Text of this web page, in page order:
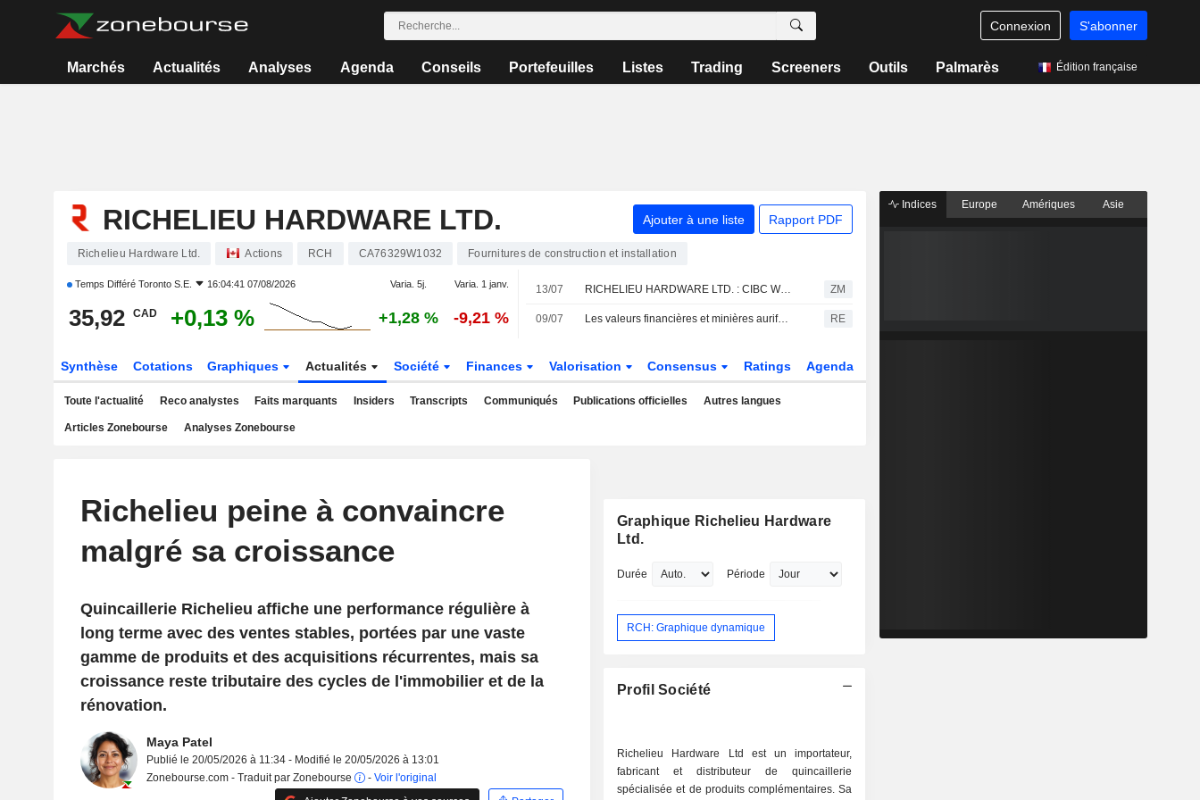
Connexion S'abonner
Marchés Actualités Analyses Agenda Conseils Portefeuilles Listes Trading Screeners Outils Palmarès Édition française
RICHELIEU HARDWARE LTD. Ajouter à une liste Rapport PDF
Richelieu Hardware Ltd. Actions RCH CA76329W1032 Fournitures de construction et installation
Temps Différé Toronto S.E. 16:04:41 07/08/2026 Varia. 5j. Varia. 1 janv.
35,92 CAD +0,13 % +1,28 % -9,21 %
13/07 RICHELIEU HARDWARE LTD. : CIBC World Markets confirme sa recommandation neutre ZM
09/07 Les valeurs financières et minières aurifères portent le rebond du TSX RE
Synthèse Cotations Graphiques Actualités Société Finances Valorisation Consensus Ratings Agenda
Toute l'actualité Reco analystes Faits marquants Insiders Transcripts Communiqués Publications officielles Autres langues
Articles Zonebourse Analyses Zonebourse
Richelieu peine à convaincre
malgré sa croissance
Quincaillerie Richelieu affiche une performance régulière à
long terme avec des ventes stables, portées par une vaste
gamme de produits et des acquisitions récurrentes, mais sa
croissance reste tributaire des cycles de l'immobilier et de la
rénovation.
Maya Patel
Publié le 20/05/2026 à 11:34 - Modifié le 20/05/2026 à 13:01
Zonebourse.com - Traduit par Zonebourse
- Voir l'original
Graphique Richelieu Hardware
Ltd.
Durée Période
RCH: Graphique dynamique
Profil Société
Richelieu Hardware Ltd est un importateur,
fabricant et distributeur de quincaillerie
spécialisée et de produits complémentaires. Sa
Indices Europe Amériques Asie